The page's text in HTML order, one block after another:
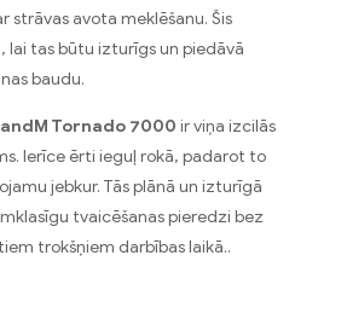
strāvas avota meklēšanu. Šis
tas būtu izturīgs un piedāvā
baudu.
Tornado 7000 ir viņa izcilās
Ierīce ērti ieguļ rokā, padarot to
jebkur. Tās plānā un izturīgā
tvaicēšanas pieredzi bez
trokšņiem darbības laikā..